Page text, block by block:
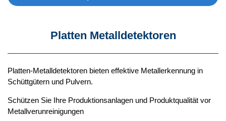
Platten Metalldetektoren
Platten-Metalldetektoren bieten effektive Metallerkennung in
Schüttgütern und Pulvern.
Schützen Sie Ihre Produktionsanlagen und Produktqualität vor
Metallverunreinigungen